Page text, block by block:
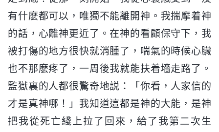
有什麽都可以，唯獨不能離開神。我揣摩着神
的話，心離神更近了。在神的看顧保守下，我
被打傷的地方很快就消腫了，喘氣的時候心臟
也不那麽疼了，一周後我就能扶着墻走路了。
監獄裏的人都很驚奇地説：「你看，人家信的
才是真神哪！」我知道這都是神的大能，是神
把我從死亡綫上拉了回來，給了我第二次生